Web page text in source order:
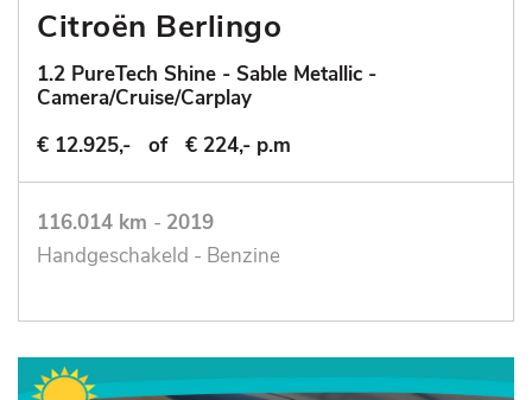
Citroën Berlingo
1.2 PureTech Shine - Sable Metallic -
Camera/Cruise/Carplay
€ 12.925,-
of € 224,- p.m
116.014 km - 2019
Handgeschakeld - Benzine